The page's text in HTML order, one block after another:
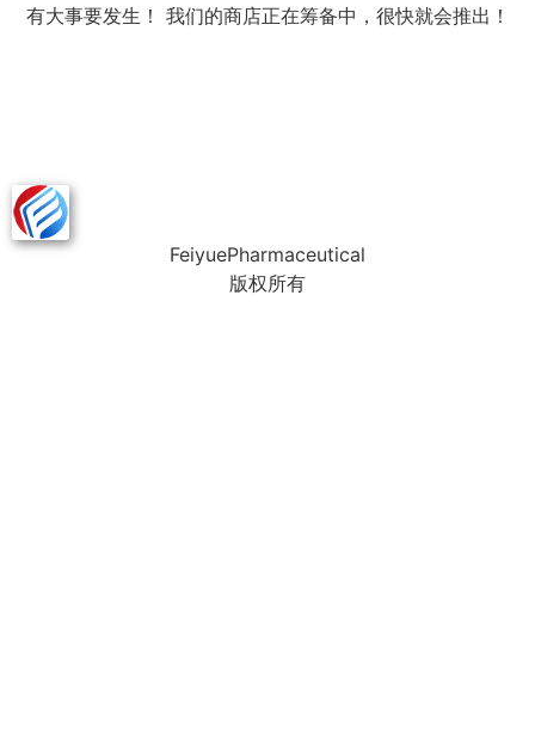
有大事要发生！ 我们的商店正在筹备中，很快就会推出！
FeiyuePharmaceutical
版权所有